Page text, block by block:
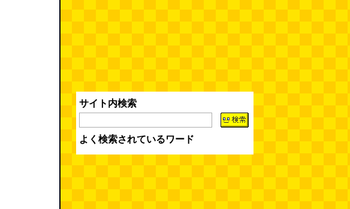
AirPodsProは超音波が聞こえる
サイト内検索
よく検索されているワード